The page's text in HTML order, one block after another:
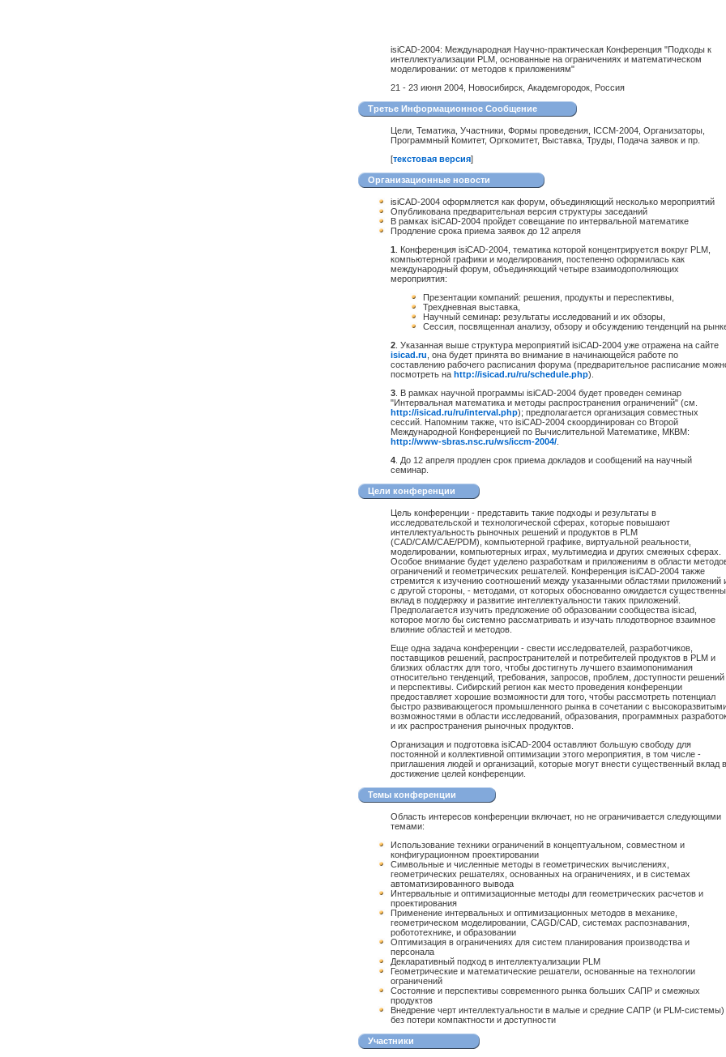
isiCAD-2004: Международная Научно-практическая Конференция "Подходы к
интеллектуализации PLM, основанные на ограничениях и математическом
моделировании: от методов к приложениям"
21 - 23 июня 2004, Новосибирск, Академгородок, Россия
Третье Информационное Сообщение
Цели, Тематика, Участники, Формы проведения, ICCM-2004, Организаторы,
Программный Комитет, Оргкомитет, Выставка, Труды, Подача заявок и пр.
[текстовая версия]
Организационные новости
isiCAD-2004 оформляется как форум, объединяющий несколько мероприятий
Опубликована предварительная версия структуры заседаний
В рамках isiCAD-2004 пройдет совещание по интервальной математике
Продление срока приема заявок до 12 апреля
1 . Конференция isiCAD-2004, тематика которой концентрируется вокруг PLM,
компьютерной графики и моделирования, постепенно оформилась как
международный форум, объединяющий четыре взаимодополняющих
мероприятия:
Презентации компаний: решения, продукты и переспективы,
Трехдневная выставка,
Научный семинар: результаты исследований и их обзоры,
Сессия, посвященная анализу, обзору и обсуждению тенденций на
2 . Указанная выше структура мероприятий isiCAD-2004 уже отражена на сайте
isicad.ru , она будет принята во внимание в начинающейся работе по
составлению рабочего расписания форума (предварительное расписание
посмотреть на http://isicad.ru/ru/schedule.php).
3 . В рамках научной программы isiCAD-2004 будет проведен семинар
"Интервальная математика и методы распространения ограничений" (см.
http://isicad.ru/ru/interval.php); предполагается организация совместных
сессий. Напомним также, что isiCAD-2004 скоординирован со Второй
Международной Конференцией по Вычислительной Математике, МКВМ:
http://www-sbras.nsc.ru/ws/iccm-2004/
4 . До 12 апреля продлен срок приема докладов и сообщений на научный
семинар.
Цели конференции
Цель конференции - представить такие подходы и результаты в
исследовательской и технологической сферах, которые повышают
интеллектуальность рыночных решений и продуктов в PLM
(CAD/CAM/CAE/PDM), компьютерной графике, виртуальной реальности,
моделировании, компьютерных играх, мультимедиа и других смежных сферах.
Особое внимание будет уделено разработкам и приложениям в области
ограничений и геометрических решателей. Конференция isiCAD-2004 также
стремится к изучению соотношений между указанными областями приложений
с другой стороны, - методами, от которых обоснованно ожидается
вклад в поддержку и развитие интеллектуальности таких приложений.
Предполагается изучить предложение об образовании сообщества isicad,
которое могло бы системно рассматривать и изучать плодотворное взаимное
влияние областей и методов.
Еще одна задача конференции - свести исследователей, разработчиков,
поставщиков решений, распространителей и потребителей продуктов в PLM и
близких областях для того, чтобы достигнуть лучшего взаимопонимания
относительно тенденций, требования, запросов, проблем, доступности решений
и перспективы. Сибирский регион как место проведения конференции
предоставляет хорошие возможности для того, чтобы рассмотреть потенциал
быстро развивающегося промышленного рынка в сочетании с
возможностями в области исследований, образования, программных
и их распространения рыночных продуктов.
Организация и подготовка isiCAD-2004 оставляют большую свободу для
постоянной и коллективной оптимизации этого мероприятия, в том числе -
приглашения людей и организаций, которые могут внести существенный вклад в
достижение целей конференции.
Темы конференции
Область интересов конференции включает, но не ограничивается следующими
темами:
Использование техники ограничений в концептуальном, совместном и
конфигурационном проектировании
Символьные и численные методы в геометрических вычислениях,
геометрических решателях, основанных на ограничениях, и в системах
автоматизированного вывода
Интервальные и оптимизационные методы для геометрических расчетов и
проектирования
Применение интервальных и оптимизационных методов в механике,
геометрическом моделировании, CAGD/CAD, системах распознавания,
робототехнике, и образовании
Оптимизация в ограничениях для систем планирования производства и
персонала
Декларативный подход в интеллектуализации PLM
Геометрические и математические решатели, основанные на технологии
ограничений
Состояние и перспективы современного рынка больших САПР и смежных
продуктов
Внедрение черт интеллектуальности в малые и средние САПР (и PLM-системы)
без потери компактности и доступности
Участники